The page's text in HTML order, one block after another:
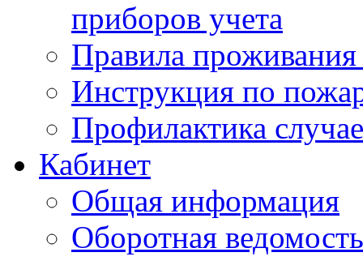
приборов учета
Правила
Инструкция по
Профилактика
Кабинет
Общая информация
Оборотная ведомость